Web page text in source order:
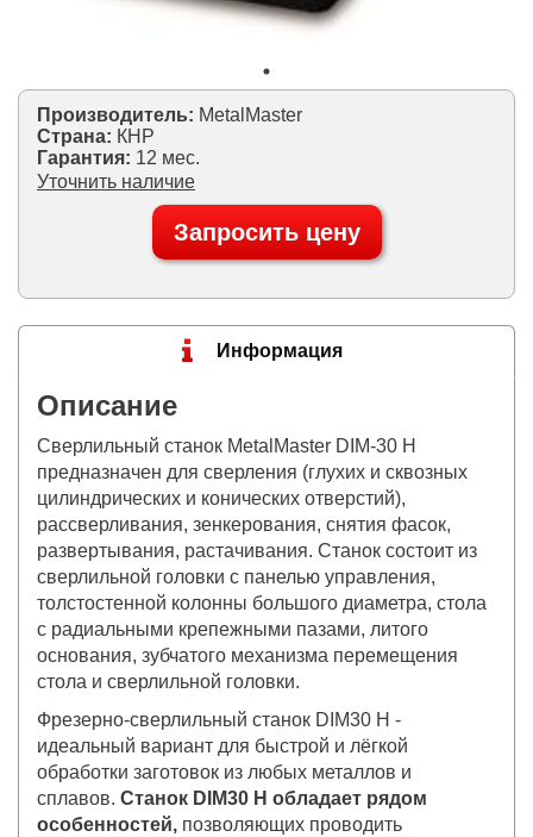
Производитель: MetalMaster
Страна: КНР
Гарантия: 12 мес.
Уточнить наличие
Запросить цену
Информация
Описание
Сверлильный станок MetalMaster DIM-30 H
предназначен для сверления (глухих и сквозных
цилиндрических и конических отверстий),
рассверливания, зенкерования, снятия фасок,
развертывания, растачивания. Станок состоит из
сверлильной головки с панелью управления,
толстостенной колонны большого диаметра, стола
с радиальными крепежными пазами, литого
основания, зубчатого механизма перемещения
стола и сверлильной головки.
Фрезерно-сверлильный станок DIM30 H -
идеальный вариант для быстрой и лёгкой
обработки заготовок из любых металлов и
сплавов. Станок DIM30 H обладает рядом
особенностей, позволяющих проводить